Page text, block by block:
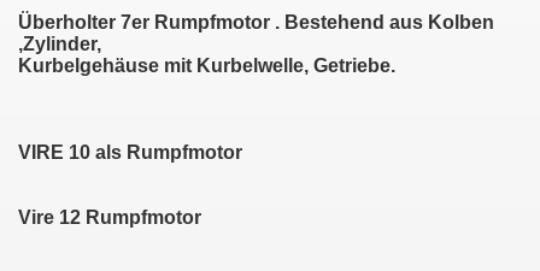
Überholter 7er Rumpfmotor . Bestehend aus Kolben
,Zylinder,
Kurbelgehäuse mit Kurbelwelle, Getriebe.
VIRE 10 als Rumpfmotor
Vire 12 Rumpfmotor